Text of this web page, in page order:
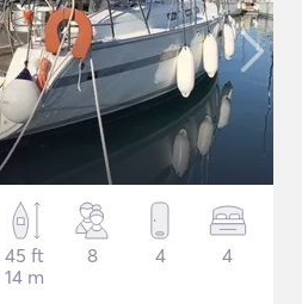
45 ft
14 m
8 4 4